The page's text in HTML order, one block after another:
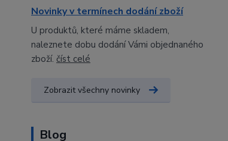
Novinky v termínech dodání zboží
U produktů, které máme skladem,
naleznete dobu dodání Vámi objednaného
zboží. číst celé
Zobrazit všechny novinky
Blog